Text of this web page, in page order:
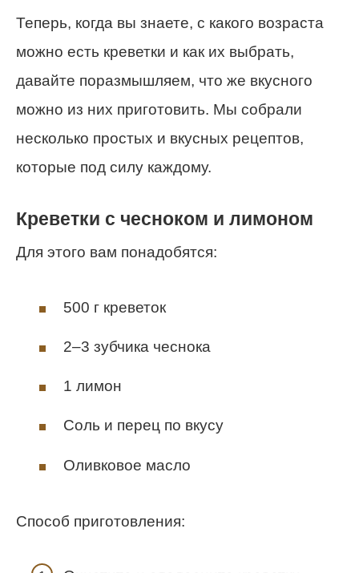
Теперь, когда вы знаете, с какого возраста
можно есть креветки и как их выбрать,
давайте поразмышляем, что же вкусного
можно из них приготовить. Мы собрали
несколько простых и вкусных рецептов,
которые под силу каждому.
Креветки с чесноком и лимоном
Для этого вам понадобятся:
500 г креветок
2–3 зубчика чеснока
1 лимон
Соль и перец по вкусу
Оливковое масло
Способ приготовления: